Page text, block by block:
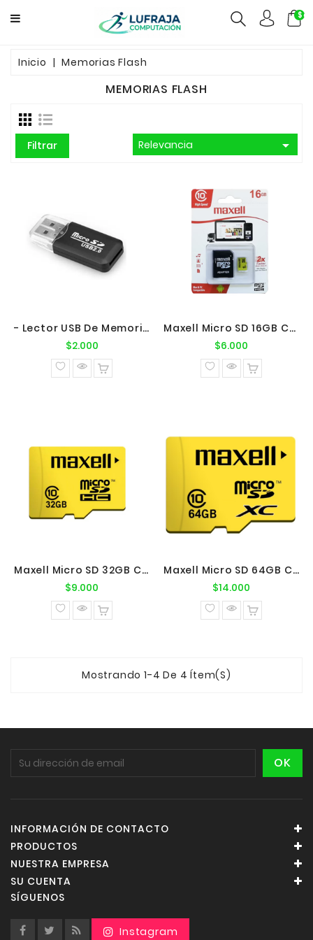
GAMERS
FUENTES
CCTV
Inicio Memorias Flash
MEMORIAS FLASH
Filtrar Relevancia 
- Lector USB De Memorias Micro SD
$2.000Precio
normal
Maxell Micro SD 16GB C10
$6.000
normal
Maxell Micro SD 32GB C10
$9.000
normal
Maxell Micro SD 64GB C10
$14.000
normal
Mostrando 1-4 De 4 Ítem(s)
INFORMACIÓN DE CONTACTO
PRODUCTOS
NUESTRA EMPRESA
SU CUENTA
SÍGUENOS